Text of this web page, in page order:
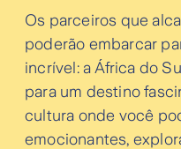
Os parceiros que
poderão embarcar
incrível: a África do
para um destino
cultura onde você
emocionantes,